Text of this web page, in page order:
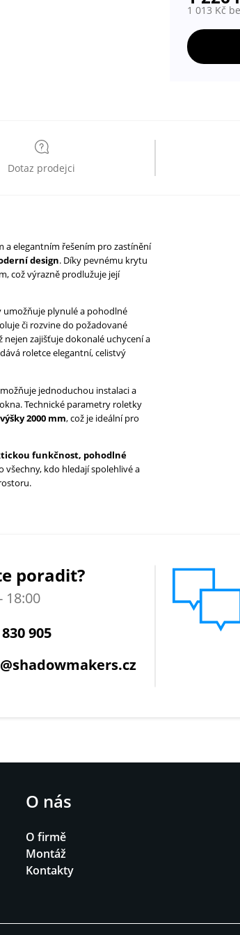
1 013 Kč
Dotaz prodejci
a elegantním řešením pro zastínění
design. Díky pevnému krytu
což výrazně prodlužuje její
umožňuje plynulé a pohodlné
či rozvine do požadované
nejen zajišťuje dokonalé uchycení a
roletce elegantní, celistvý
jednoduchou instalaci a
Technické parametry roletky
2000 mm, což je ideální pro
funkčnost, pohodlné
kdo hledají spolehlivé a
poradit?
18:00
905
O nás
O firmě
Montáž
Kontakty